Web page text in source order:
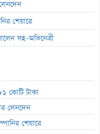
শেয়ারে
সহ-অভিনেত্রী
স্টিল
কোটি টাকা
লেনদেন
শেয়ারে